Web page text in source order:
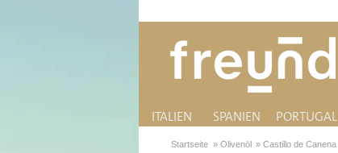
ITALIEN SPANIEN PORTUGAL
Startseite » Olivenöl »Castillo de Canena